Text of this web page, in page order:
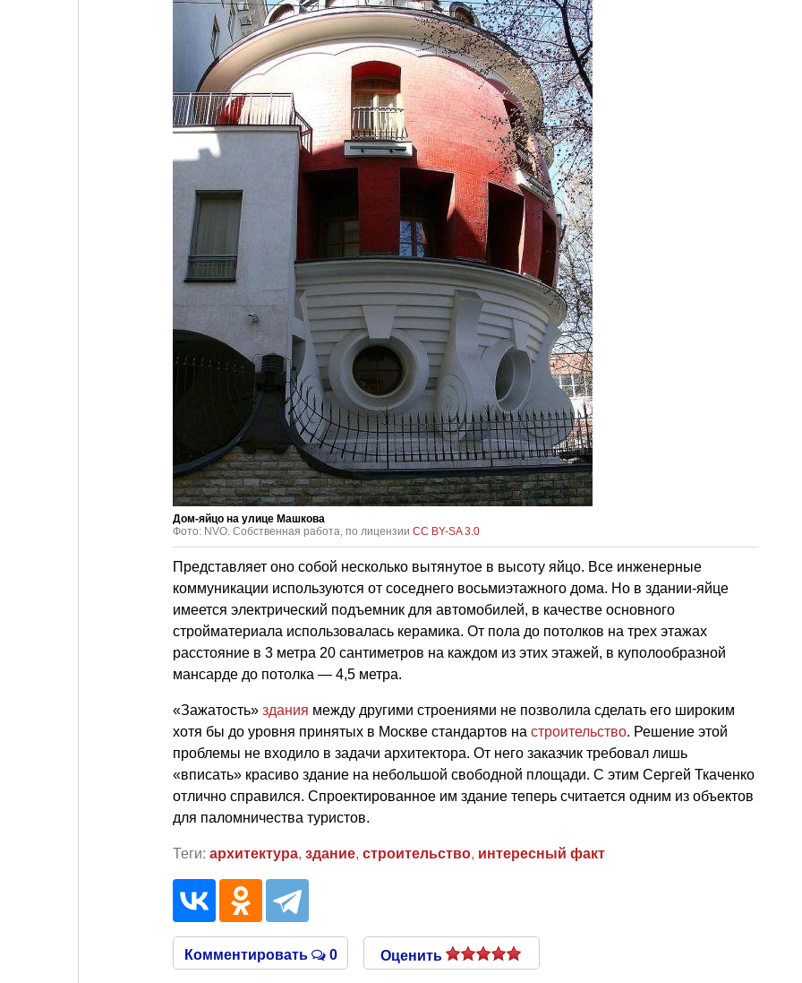
Дом-яйцо на улице Машкова
Фото: NVO. Собственная работа, по лицензии CC BY-SA 3.0
Представляет оно собой несколько вытянутое в высоту яйцо. Все инженерные
коммуникации используются от соседнего восьмиэтажного дома. Но в здании-яйце
имеется электрический подъемник для автомобилей, в качестве основного
стройматериала использовалась керамика. От пола до потолков на трех этажах
расстояние в 3 метра 20 сантиметров на каждом из этих этажей, в куполообразной
мансарде до потолка — 4,5 метра.
«Зажатость» здания между другими строениями не позволила сделать его широким
хотя бы до уровня принятых в Москве стандартов на строительство. Решение этой
проблемы не входило в задачи архитектора. От него заказчик требовал лишь
«вписать» красиво здание на небольшой свободной площади. С этим Сергей Ткаченко
отлично справился. Спроектированное им здание теперь считается одним из объектов
для паломничества туристов.
Теги: архитектура, здание, строительство, интересный факт
Комментировать 0 Оценить